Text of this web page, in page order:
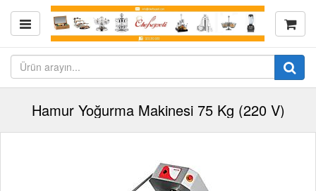
Hamur Yoğurma Makinesi 75 Kg (220 V)